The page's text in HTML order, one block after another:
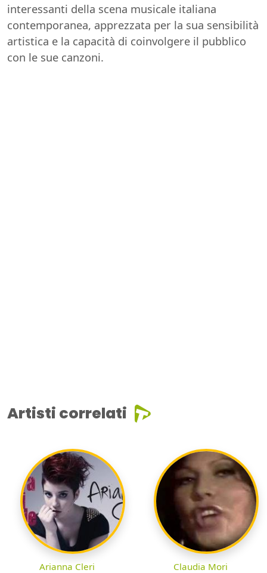
interessanti della scena musicale italiana
contemporanea, apprezzata per la sua sensibilità
artistica e la capacità di coinvolgere il pubblico
con le sue canzoni.
Artisti correlati
Arianna Cleri Claudia Mori